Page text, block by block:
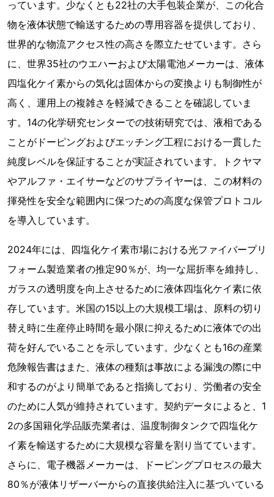
っています。少なくとも22社の大手包装企業が、この化合
物を液体状態で輸送するための専用容器を提供しており、
世界的な物流アクセス性の高さを際立たせています。さら
に、世界35社のウエハーおよび太陽電池メーカーは、液体
四塩化ケイ素からの気化は固体からの変換よりも制御性が
高く、運用上の複雑さを軽減できることを確認していま
す。14の化学研究センターでの技術研究では、液相である
ことがドーピングおよびエッチング工程における一貫した
純度レベルを保証することが実証されています。トクヤマ
やアルファ・エイサーなどのサプライヤーは、この材料の
揮発性を安全な範囲内に保つための高度な保管プロトコル
を導入しています。
2024年には、四塩化ケイ素市場における光ファイバープリ
フォーム製造業者の推定90％が、均一な屈折率を維持し、
ガラスの透明度を向上させるために液体四塩化ケイ素に依
存しています。米国の15以上の大規模工場は、原料の切り
替え時に生産停止時間を最小限に抑えるために液体での出
荷を好んでいることを示しています。少なくとも16の産業
危険報告書はまた、液体の種類は事故による漏洩の際に中
和するのがより簡単であると指摘しており、労働者の安全
のために人気が維持されています。契約データによると、1
2の多国籍化学品販売業者は、温度制御タンクで四塩化ケ
イ素を輸送するために大規模な容量を割り当てています。
さらに、電子機器メーカーは、ドーピングプロセスの最大
80％が液体リザーバーからの直接供給注入に基づいている